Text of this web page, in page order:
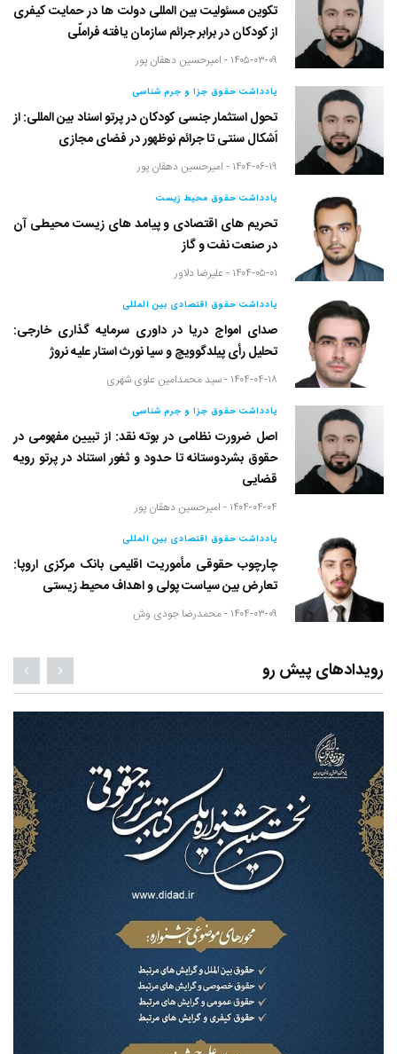
تکوین مسئولیت بین المللی دولت ها در حمایت کیفری
از کودکان در برابر جرائم سازمان یافته فراملّی
۱۴۰۵-۰۳-۰۹ - امیرحسین دهقان پور
یادداشت حقوق جزا و جرم شناسی
تحول استثمار جنسی کودکان در پرتو اسناد بین المللی: از
اَشکال سنتی تا جرائم نوظهور در فضای مجازی
۱۴۰۴-۰۶-۱۹ - امیرحسین دهقان پور
یادداشت حقوق محیط زیست
تحریم های اقتصادی و پیامد های زیست محیطی آن
در صنعت نفت و گاز
۱۴۰۴-۰۵-۰۱ - علیرضا دلاور
یادداشت حقوق اقتصادی بین المللی
صدای امواج دریا در داوری سرمایه گذاری خارجی:
تحلیل رأی پیلدگوویچ و سیا نورث استار علیه نروژ
۱۴۰۴-۰۴-۱۸ - سید محمدامین علوی شهری
یادداشت حقوق جزا و جرم شناسی
اصل ضرورت نظامی در بوته نقد: از تبیین مفهومی در
حقوق بشردوستانه تا حدود و ثغور استناد در پرتو رویه
قضایی
۱۴۰۴-۰۴-۰۴ - امیرحسین دهقان پور
یادداشت حقوق اقتصادی بین المللی
چارچوب حقوقی مأموریت اقلیمی بانک مرکزی اروپا:
تعارض بین سیاست پولی و اهداف محیط زیستی
۱۴۰۴-۰۳-۰۹ - محمدرضا جودی وش
رویدادهای پیش رو